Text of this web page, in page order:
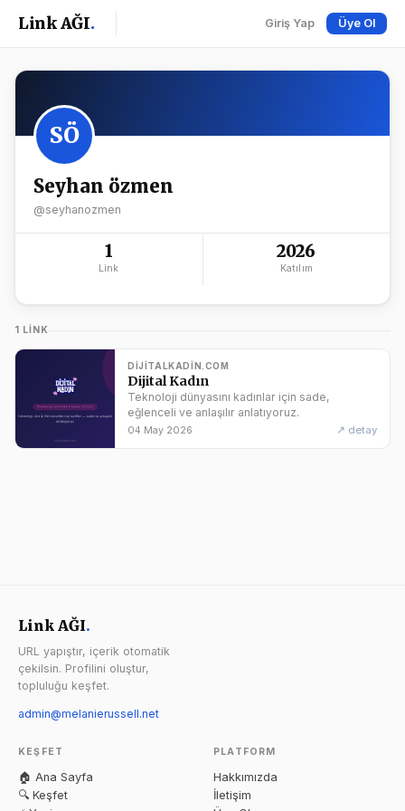
Link AĞI. Giriş Yap Üye Ol
SÖ
Seyhan özmen
@seyhanozmen
1
Link
2026
Katılım
1 LINK
DIJITALKADIN.COM
Dijital Kadın
Teknoloji dünyasını kadınlar için sade,
eğlenceli ve anlaşılır anlatıyoruz.
04 May 2026 ↗ detay
Link AĞI.
URL yapıştır, içerik otomatik
çekilsin. Profilini oluştur,
topluluğu keşfet.
admin@melanierussell.net
KEŞFET
🏠 Ana Sayfa
🔍 Keşfet
PLATFORM
Hakkımızda
İletişim